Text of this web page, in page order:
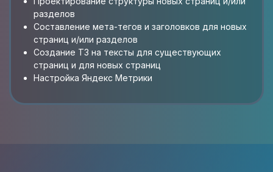
разделов
Составление мета-тегов и заголовков для новых
страниц и/или разделов
Создание ТЗ на тексты для существующих
страниц и для новых страниц
Настройка Яндекс Метрики